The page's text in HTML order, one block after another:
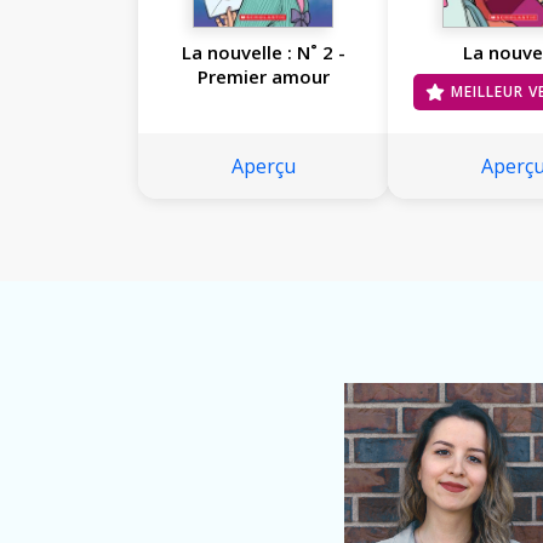
La nouvelle : N˚ 2 -
Premier amour
Aperçu
La
MEILLEUR